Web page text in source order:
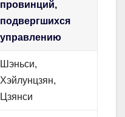
провинций,
подвергшихся
управлению
Шэньси,
Хэйлунцзян,
Цзянси